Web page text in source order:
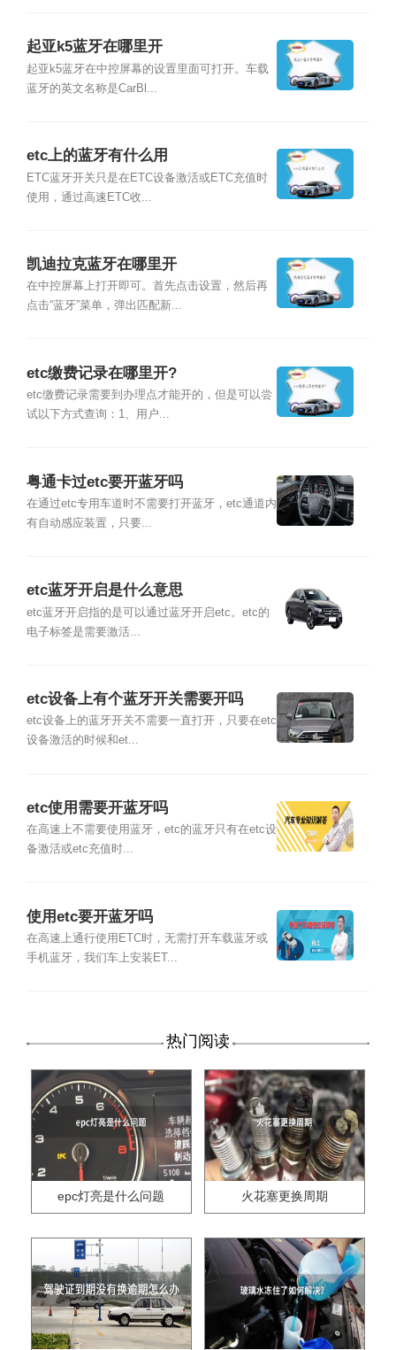
起亚k5蓝牙在哪里开
起亚k5蓝牙在中控屏幕的设置里面可打开。车载
蓝牙的英文名称是CarBl...
etc上的蓝牙有什么用
ETC蓝牙开关只是在ETC设备激活或ETC充值时
使用，通过高速ETC收...
凯迪拉克蓝牙在哪里开
在中控屏幕上打开即可。首先点击设置，然后再
点击“蓝牙”菜单，弹出匹配新...
etc缴费记录在哪里开?
etc缴费记录需要到办理点才能开的，但是可以尝
试以下方式查询：1、用户...
粤通卡过etc要开蓝牙吗
在通过etc专用车道时不需要打开蓝牙，etc通道内
有自动感应装置，只要...
etc蓝牙开启是什么意思
etc蓝牙开启指的是可以通过蓝牙开启etc。etc的
电子标签是需要激活...
etc设备上有个蓝牙开关需要开吗
etc设备上的蓝牙开关不需要一直打开，只要在etc
设备激活的时候和et...
etc使用需要开蓝牙吗
在高速上不需要使用蓝牙，etc的蓝牙只有在etc设
备激活或etc充值时...
使用etc要开蓝牙吗
在高速上通行使用ETC时，无需打开车载蓝牙或
手机蓝牙，我们车上安装ET...
热门阅读
epc灯亮是什么问题 火花塞更换周期